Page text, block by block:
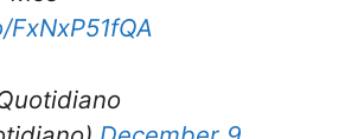
December 9,